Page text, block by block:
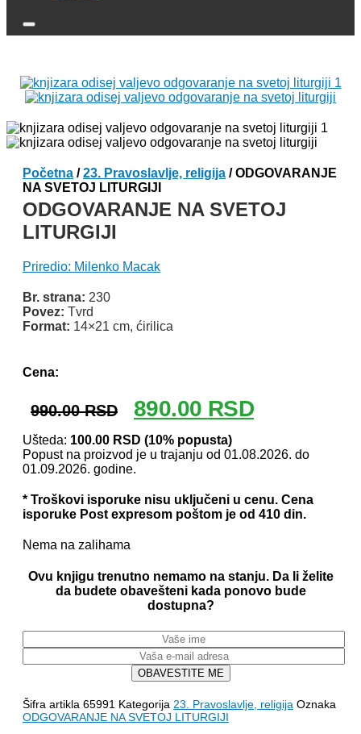
Početna /23. Pravoslavlje, religija / ODGOVARANJE
NA SVETOJ LITURGIJI
ODGOVARANJE NA SVETOJ
LITURGIJI
Priredio: Milenko Macak
Br. strana: 230
Povez: Tvrd
Format: 14×21 cm, ćirilica
Cena:
990.00RSD
Originalna
cena
je
bila:
990.00 RSD.
890.00 RSDTrenutna
cena
890.00 RSD.
Ušteda: 100.00 RSD (10% popusta)
Popust na proizvod je u trajanju od 01.08.2026. do
01.09.2026. godine.
* Troškovi isporuke nisu uključeni u cenu. Cena
isporuke Post expresom poštom je od 410 din.
Nema na zalihama
Ovu knjigu trenutno nemamo na stanju. Da li želite
da budete obavešteni kada ponovo bude
dostupna?
OBAVESTITE ME
Šifra artikla 65991 Kategorija 23. Pravoslavlje, religija Oznaka
ODGOVARANJE NA SVETOJ LITURGIJI